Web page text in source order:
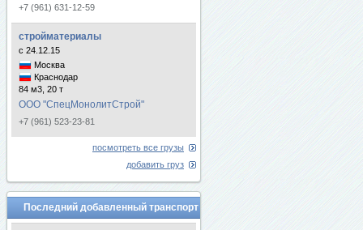
+7 (961) 631-12-59
стройматериалы
с 24.12.15
Москва
Краснодар
84 м3, 20 т
ООО "СпецМонолитСтрой"
+7 (961) 523-23-81
посмотреть все грузы
добавить груз
Последний добавленный транспорт